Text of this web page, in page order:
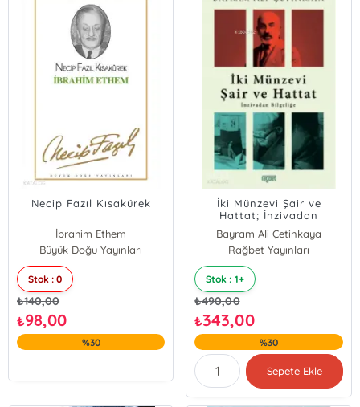
Necip Fazıl Kısakürek
İbrahim Ethem
Büyük Doğu Yayınları
Stok : 0
₺140,00
₺98,00
%30
İki Münzevi Şair ve
Hattat; İnzivadan
Bilgeliğe
Bayram Ali Çetinkaya
Rağbet Yayınları
Stok : 1+
₺490,00
₺343,00
%30
Sepete Ekle